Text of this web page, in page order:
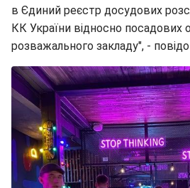
в Єдиний реєстр досудових
КК України відносно посадових
розважального закладу", -